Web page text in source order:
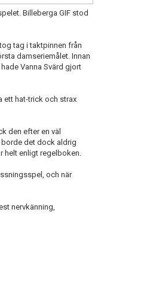
Billeberga GIF stod
tag i taktpinnen från
damseriemålet. Innan
Vanna Svärd gjort
ett hat-trick och strax
den efter en väl
borde det dock aldrig
helt enligt regelboken.
och när
nervkänning,